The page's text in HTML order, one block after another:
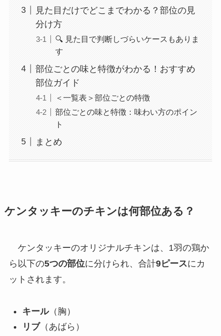
見た目だけでどこまでわかる？部位の見
分け方
🔍 見た目で判断しづらいケースもありま
す
部位ごとの味と特徴がわかる！おすすめ
部位ガイド
＜一覧表＞部位ごとの特徴
部位ごとの味と特徴：味わい方のポイン
ト
まとめ
ケンタッキーのチキンは何部位ある？
ケンタッキーのオリジナルチキンは、1羽の鶏か
ら以下の5つの部位に分けられ、合計9ピースにカ
ットされます。
キール（胸）
リブ（あばら）